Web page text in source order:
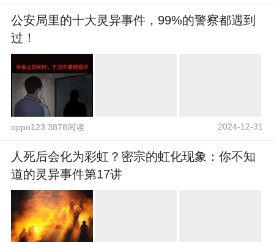
公安局里的十大灵异事件，99%的警察都遇到
过！
oppo123 3878阅读 2024-12-31
人死后会化为彩虹？密宗的虹化现象：你不知
道的灵异事件第17讲